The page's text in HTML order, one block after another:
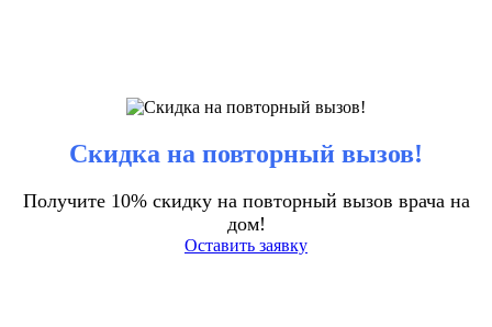
Скидка на повторный вызов!
Получите 10% скидку на повторный вызов врача на
дом!
Оставить заявку